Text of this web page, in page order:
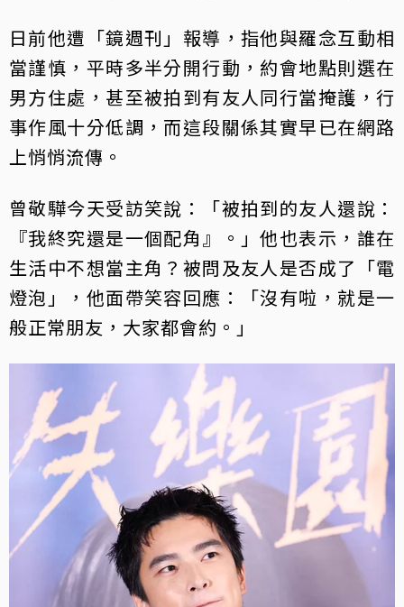
日前他遭「鏡週刊」報導，指他與羅念互動相
當謹慎，平時多半分開行動，約會地點則選在
男方住處，甚至被拍到有友人同行當掩護，行
事作風十分低調，而這段關係其實早已在網路
上悄悄流傳。
曾敬驊今天受訪笑說：「被拍到的友人還說：
『我終究還是一個配角』。」他也表示，誰在
生活中不想當主角？被問及友人是否成了「電
燈泡」，他面帶笑容回應：「沒有啦，就是一
般正常朋友，大家都會約。」